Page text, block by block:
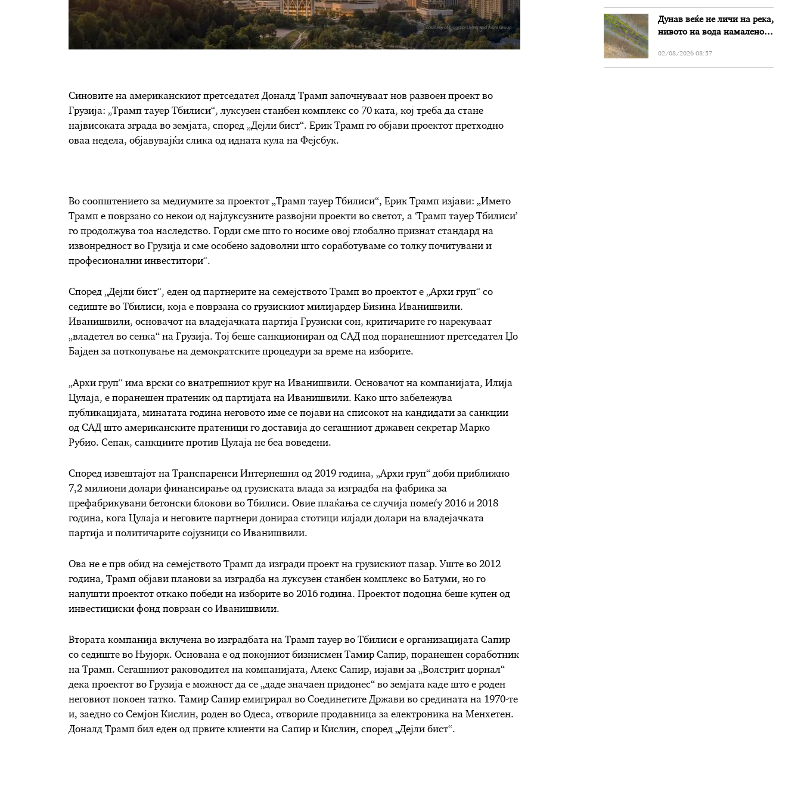
Синовите на американскиот претседател Доналд Трамп започнуваат нов развоен проект во
Грузија: „Трамп тауер Тбилиси“, луксузен станбен комплекс со 70 ката, кој треба да стане
највисоката зграда во земјата, според „Дејли бист“. Ерик Трамп го објави проектот претходно
оваа недела, објавувајќи слика од идната кула на Фејсбук.
Во соопштението за медиумите за проектот „Трамп тауер Тбилиси“, Ерик Трамп изјави: „Името
Трамп е поврзано со некои од најлуксузните развојни проекти во светот, а ‘Трамп тауер Тбилиси’
го продолжува тоа наследство. Горди сме што го носиме овој глобално признат стандард на
извонредност во Грузија и сме особено задоволни што соработуваме со толку почитувани и
професионални инвеститори“.
Според „Дејли бист“, еден од партнерите на семејството Трамп во проектот е „Архи груп“ со
седиште во Тбилиси, која е поврзана со грузискиот милијардер Биѕина Иванишвили.
Иванишвили, основачот на владејачката партија Грузиски сон, критичарите го нарекуваат
„владетел во сенка“ на Грузија. Тој беше санкциониран од САД под поранешниот претседател Џо
Бајден за поткопување на демократските процедури за време на изборите.
„Архи груп“ има врски со внатрешниот круг на Иванишвили. Основачот на компанијата, Илија
Цулаја, е поранешен пратеник од партијата на Иванишвили. Како што забележува
публикацијата, минатата година неговото име се појави на списокот на кандидати за санкции
од САД што американските пратеници го доставија до сегашниот државен секретар Марко
Рубио. Сепак, санкциите против Цулаја не беа воведени.
Според извештајот на Транспаренси Интернешнл од 2019 година, „Архи груп“ доби приближно
7,2 милиони долари финансирање од грузиската влада за изградба на фабрика за
префабрикувани бетонски блокови во Тбилиси. Овие плаќања се случија помеѓу 2016 и 2018
година, кога Цулаја и неговите партнери донираа стотици илјади долари на владејачката
партија и политичарите сојузници со Иванишвили.
Ова не е прв обид на семејството Трамп да изгради проект на грузискиот пазар. Уште во 2012
година, Трамп објави планови за изградба на луксузен станбен комплекс во Батуми, но го
напушти проектот откако победи на изборите во 2016 година. Проектот подоцна беше купен од
инвестициски фонд поврзан со Иванишвили.
Втората компанија вклучена во изградбата на Трамп тауер во Тбилиси е организацијата Сапир
со седиште во Њујорк. Основана е од покојниот бизнисмен Тамир Сапир, поранешен соработник
на Трамп. Сегашниот раководител на компанијата, Алекс Сапир, изјави за „Волстрит џорнал“
дека проектот во Грузија е можност да се „даде значаен придонес“ во земјата каде што е роден
неговиот покоен татко. Тамир Сапир емигрирал во Соединетите Држави во средината на 1970-те
и, заедно со Семјон Кислин, роден во Одеса, отвориле продавница за електроника на Менхетен.
Доналд Трамп бил еден од првите клиенти на Сапир и Кислин, според „Дејли бист“.
Дунав веќе не личи на река,
нивото на вода намалено
Бугарија
02/08/2026 08:57